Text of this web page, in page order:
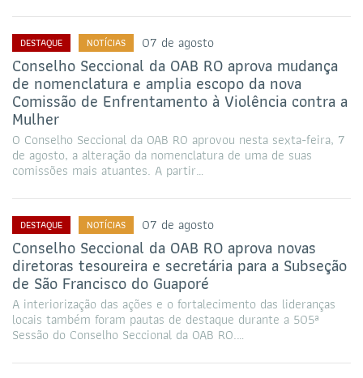
DESTAQUE NOTÍCIAS 07 de agosto
Conselho Seccional da OAB RO aprova mudança
de nomenclatura e amplia escopo da nova
Comissão de Enfrentamento à Violência contra a
Mulher
O Conselho Seccional da OAB RO aprovou nesta sexta-feira, 7
de agosto, a alteração da nomenclatura de uma de suas
comissões mais atuantes. A partir…
DESTAQUE NOTÍCIAS 07 de agosto
Conselho Seccional da OAB RO aprova novas
diretoras tesoureira e secretária para a Subseção
de São Francisco do Guaporé
A interiorização das ações e o fortalecimento das lideranças
locais também foram pautas de destaque durante a 505ª
Sessão do Conselho Seccional da OAB RO.…